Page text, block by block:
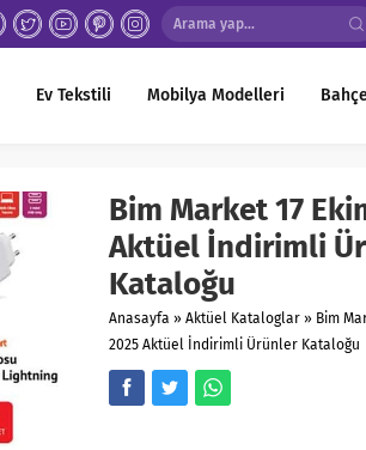
Ev Tekstili Mobilya Modelleri
Bim Market 17
Aktüel İndirimli
Kataloğu
Anasayfa » Aktüel Kataloglar » Bim
2025 Aktüel İndirimli Ürünler Kataloğu